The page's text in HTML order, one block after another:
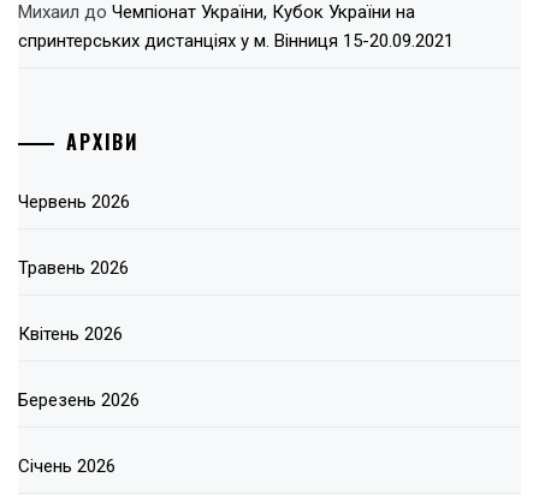
Михаил до Чемпіонат України, Кубок України на
спринтерських дистанціях у м. Вінниця 15-20.09.2021
АРХІВИ
Червень 2026
Травень 2026
Квітень 2026
Березень 2026
Січень 2026